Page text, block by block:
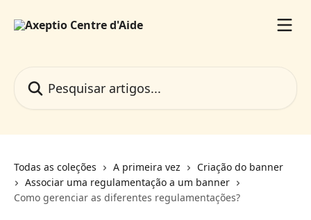
Todas as coleções A primeira vez
Criação do banner
Associar uma regulamentação a um banner
Como gerenciar as diferentes regulamentações?